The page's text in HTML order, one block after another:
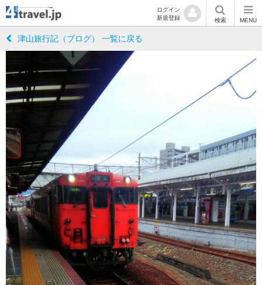
ログイン
新規登録
検索 MENU
津山旅行記（ブログ） 一覧に戻る